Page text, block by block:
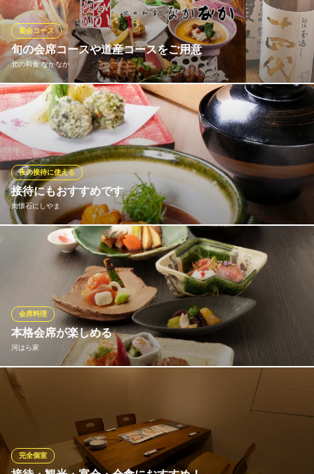
は、旬の刺身や焼き魚、最後の食事にお寿司や釜飯など、品数は5
品〜8品、ご予算7,700円からご用意させて頂いております。
割烹 いそ田
和の伝統を受け継ぐ名店
札幌市営地下鉄南北線すすきの駅3番出口 徒歩1分
北海道札幌市中央区南4条西3-2-6 LC拾六番館1F
旬の会席コースや道産コースをご用意
北の和食 なかなか
宴会コース
季節に合わせ旬の食材を活かし、贅を極めた上質な内容の宴会コ
ースをご用意しております。職人によって捌かれた新鮮なお刺身
や旬の和食を美味しい日本酒と共にお楽しみください。
北の和食 なかなか
大人の隠れ家・個室空間
札幌市営地下鉄南北線すすきの駅 徒歩1分
北海道札幌市中央区南4条西4 すずらんビル別館B1
接待にもおすすめです
肉懐石にしやま
夜の接待に使える
こだわり空間と自慢のお料理ででおもてなしいたします。 当店で
は日本各地の美味しい日本酒を季節により品を替え、全30種取り
揃えております。また焼酎も全30種類ございます。お料理に合わ
せて四季と恵みをご堪能下さいませ。
肉懐石にしやま
すすきので絶品の肉懐石
札幌市電山鼻線資生館小学校前駅 徒歩3分
北海道札幌市中央区南5条西5 ASIL札幌1F
本格会席が楽しめる
河はら家
会席料理
本格和食会席のお店で、四季折々の厳選食材を使用した至福のひ
とときをお楽しみください。熟練の料理人が心を込めて仕上げる
繊細な味わいと美しい盛り付けは、特別な日をさらに華やかに彩
ります。贅沢な和の逸品を、ぜひご堪能ください。予約はお早め
に。
完全個室